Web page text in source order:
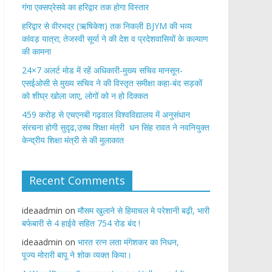
गंगा एक्सप्रेसवे का हरिद्वार तक होगा विस्तार
​हरिद्वार से वीरभद्र (ऋषिकेश) तक निकली BJYM की भव्य
कांवड़ यात्रा; तेजस्वी सूर्या ने की देश व प्रदेशवासियों के कल्याण
की कामना
24×7 अलर्ट मोड में रहें अधिकारी-मुख्य सचिव मानसून-
एसईओसी से मुख्य सचिव ने की विस्तृत समीक्षा कहा-बंद सड़कों
को शीघ्र खोला जाए, लोगों को न हो दिक्कत
459 करोड़ से एचएनबी गढ़वाल विश्वविद्यालय में अनुसंधान
संरचना होगी सुदृढ,उच्च शिक्षा मंत्री धन सिंह रावत ने नवनियुक्त
केन्द्रीय शिक्षा मंत्री से की मुलाकात
Recent Comments
ideaadmin on मौसम खुलाने से हिमाचल मे परेशानी बढ़ी, भारी
बर्फबारी से 4 हाईवे सहित 754 रोड बंद !
ideaadmin on भारत रत्न लता मंगेशकर का निधन,
पूज्य मोरारी बापू ने शोक व्यक्त किया।